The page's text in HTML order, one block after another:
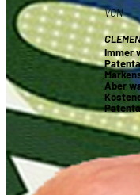
VON
Immer
Aber